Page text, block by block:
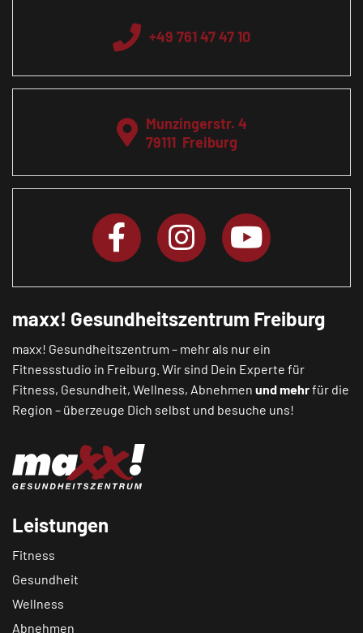
+49 761 47 47 10
Munzingerstr. 4
79111 Freiburg
maxx! Gesundheitszentrum Freiburg
maxx! Gesundheitszentrum – mehr als nur ein
Fitnessstudio in Freiburg. Wir sind Dein Experte für
Fitness, Gesundheit, Wellness, Abnehmen und mehrfür die
Region – überzeuge Dich selbst und besuche uns!
Leistungen
Fitness
Gesundheit
Wellness
Abnehmen